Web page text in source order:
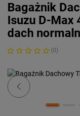
Bagażnik
Isuzu D-Max
dach
(0)
Previous